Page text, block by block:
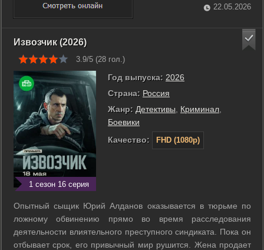
том, что именно отказ от преступного мира делает героя
главной мишенью для тех, кто боится его ...
22.05.2026
Извозчик (2026)
3.9/5 (28 гол.)
1 сезон 16 серия
Год выпуска: 2026
Страна: Россия
Жанр: Детективы, Криминал,
Боевики
Качество:
FHD (1080p)
Опытный сыщик Юрий Алданов оказывается в тюрьме по
ложному обвинению прямо во время расследования
деятельности влиятельного преступного синдиката. Пока он
отбывает срок, его привычный мир рушится. Жена продает